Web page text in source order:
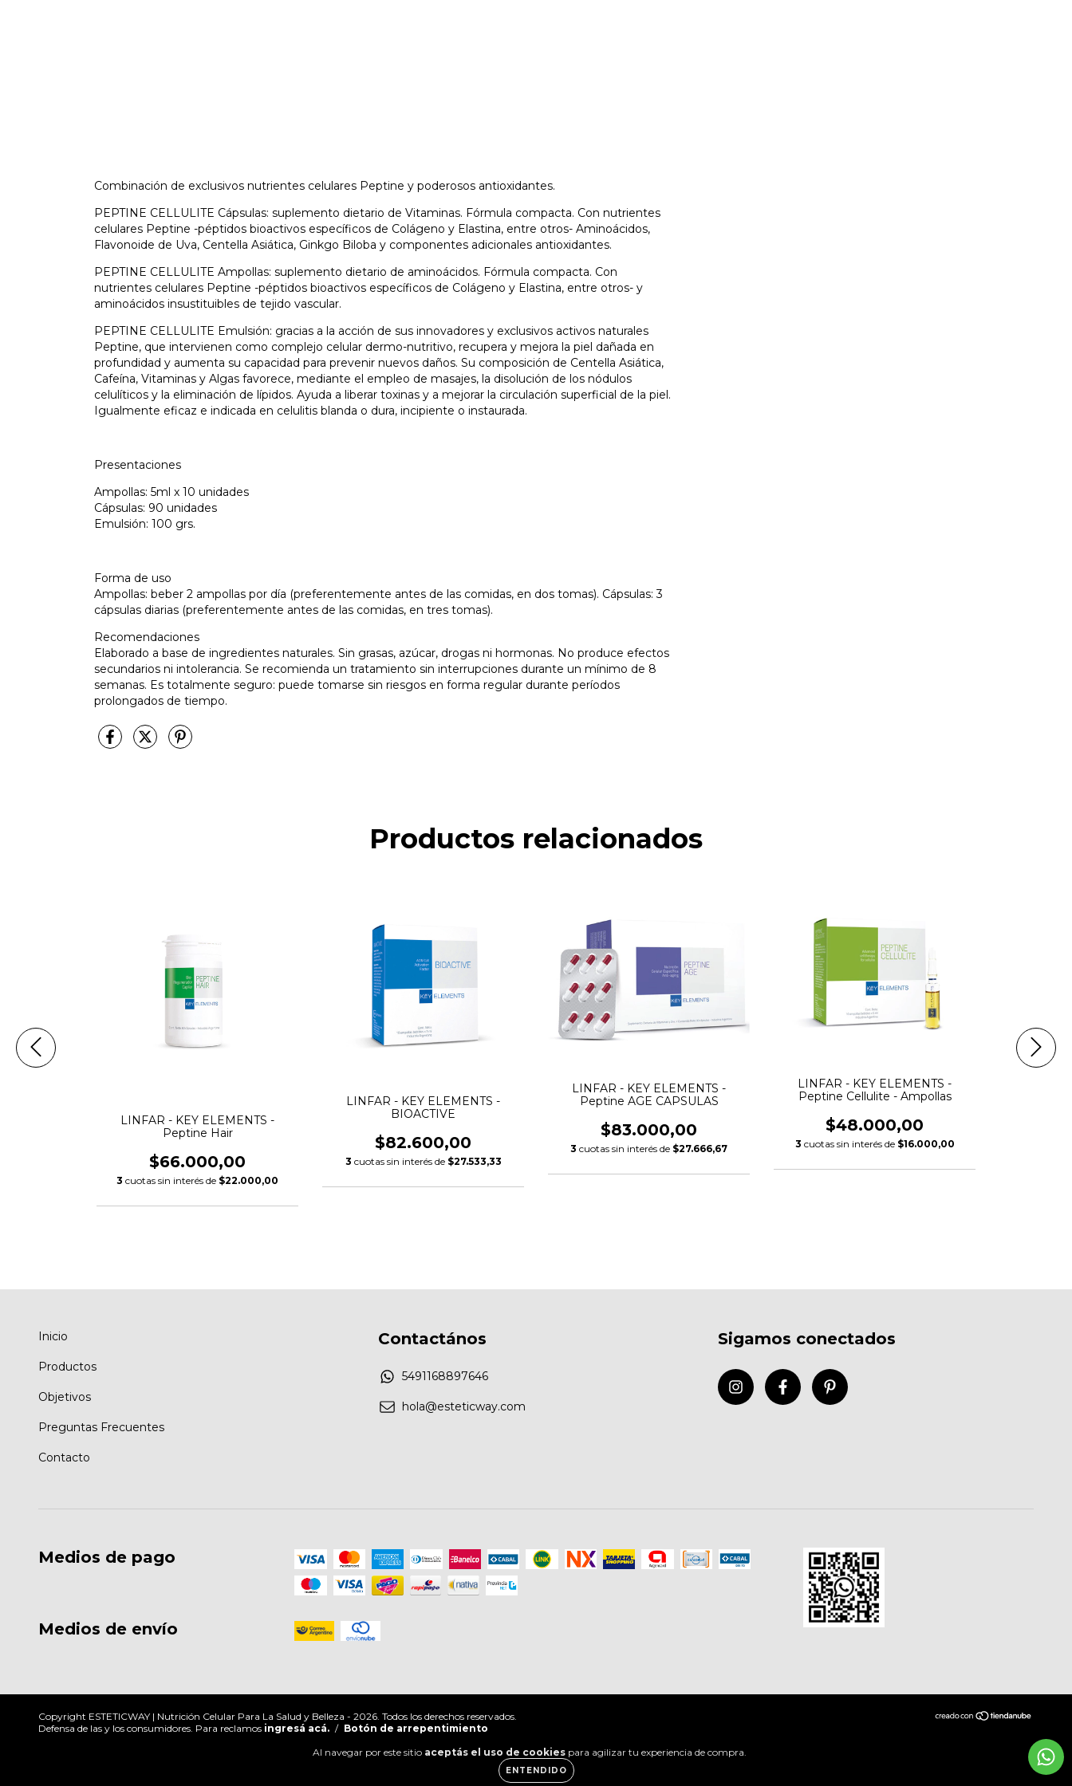
Al navegar por este sitio aceptás el uso de cookies para agilizar tu experiencia de compra.
ENTENDIDO
Combinación de exclusivos nutrientes celulares Peptine y poderosos antioxidantes.
PEPTINE CELLULITE Cápsulas: suplemento dietario de Vitaminas. Fórmula compacta. Con nutrientes
celulares Peptine -péptidos bioactivos específicos de Colágeno y Elastina, entre otros- Aminoácidos,
Flavonoide de Uva, Centella Asiática, Ginkgo Biloba y componentes adicionales antioxidantes.
PEPTINE CELLULITE Ampollas: suplemento dietario de aminoácidos. Fórmula compacta. Con
nutrientes celulares Peptine -péptidos bioactivos específicos de Colágeno y Elastina, entre otros- y
aminoácidos insustituibles de tejido vascular.
PEPTINE CELLULITE Emulsión: gracias a la acción de sus innovadores y exclusivos activos naturales
Peptine, que intervienen como complejo celular dermo-nutritivo, recupera y mejora la piel dañada en
profundidad y aumenta su capacidad para prevenir nuevos daños. Su composición de Centella Asiática,
Cafeína, Vitaminas y Algas favorece, mediante el empleo de masajes, la disolución de los nódulos
celulíticos y la eliminación de lípidos. Ayuda a liberar toxinas y a mejorar la circulación superficial de la piel.
Igualmente eficaz e indicada en celulitis blanda o dura, incipiente o instaurada.
Presentaciones
Ampollas: 5ml x 10 unidades
Cápsulas: 90 unidades
Emulsión: 100 grs.
Forma de uso
Ampollas: beber 2 ampollas por día (preferentemente antes de las comidas, en dos tomas). Cápsulas: 3
cápsulas diarias (preferentemente antes de las comidas, en tres tomas).
Recomendaciones
Elaborado a base de ingredientes naturales. Sin grasas, azúcar, drogas ni hormonas. No produce efectos
secundarios ni intolerancia. Se recomienda un tratamiento sin interrupciones durante un mínimo de 8
semanas. Es totalmente seguro: puede tomarse sin riesgos en forma regular durante períodos
prolongados de tiempo.
Productos relacionados
LINFAR - KEY ELEMENTS -
Peptine Hair
$66.000,00
3 cuotas sin interés de $22.000,00
LINFAR - KEY ELEMENTS -
BIOACTIVE
$82.600,00
3 cuotas sin interés de $27.533,33
LINFAR - KEY ELEMENTS -
Peptine AGE CAPSULAS
$83.000,00
3 cuotas sin interés de $27.666,67
LINFAR - KEY ELEMENTS -
Peptine Cellulite - Ampollas
$48.000,00
3 cuotas sin interés de $16.000,00
Inicio
Productos
Objetivos
Preguntas Frecuentes
Contacto
Contactános
5491168897646
hola@esteticway.com
Sigamos conectados
Medios de pago
Medios de envío
Copyright ESTETICWAY | Nutrición Celular Para La Salud y Belleza - 2026. Todos los derechos reservados.
Defensa de las y los consumidores. Para reclamos ingresá acá. / Botón de arrepentimiento